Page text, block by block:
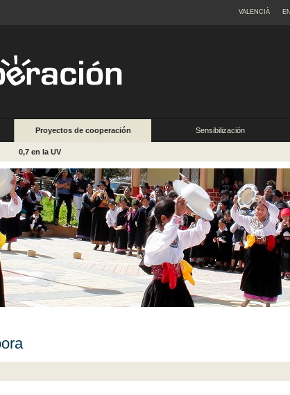
VALENCIÀ
Proyectos de cooperación Sensibilización
0,7 en la UV